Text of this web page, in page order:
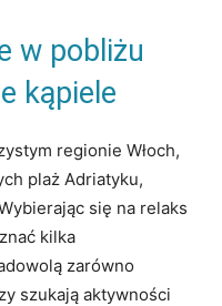
w ⁣pobliżu⁢
kąpiele
regionie ‌Włoch,
plaż Adriatyku,
się na relaks⁣
kilka
zarówno
⁤szukają aktywności‌